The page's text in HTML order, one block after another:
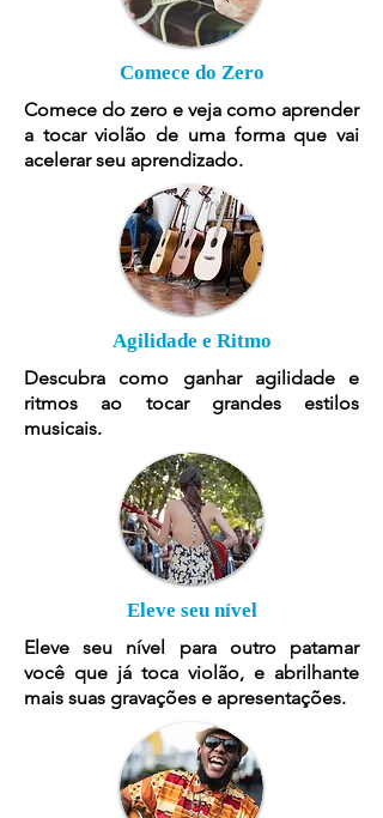
Comece do Zero
Comece do zero e veja como aprender
a tocar violão de uma forma que vai
acelerar seu aprendizado.
Agilidade e Ritmo
Descubra como ganhar agilidade e
ritmos ao tocar grandes estilos
musicais.
Eleve seu nível
Eleve seu nível para outro patamar
você que já toca violão, e abrilhante
mais suas gravações e apresentações.